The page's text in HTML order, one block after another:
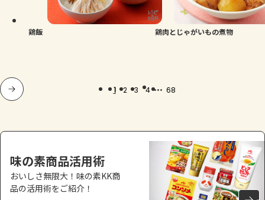
鶏飯 鶏肉とじゃがいもの煮物
1 2 3 4 ... 68
味の素商品活用術
おいしさ無限大！味の素KK商
品の活用術をご紹介！